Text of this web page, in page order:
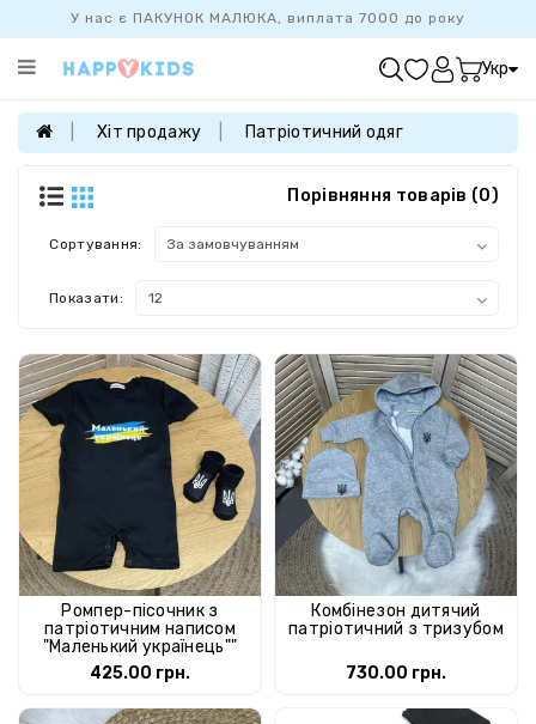
У нас є ПАКУНОК МАЛЮКА, виплата 7000 до року
Категорії
ПРОДАЖУ
КОЛЕКЦІЯ
НОВОНАРОДЖЕНИМ
Укр
Хіт продажу Патріотичний одяг
Порівняння товарів (0)
Сортування:
Показати:
Ромпер-пісочник з
патріотичним написом
"Маленький українець""
425.00 грн.
Комбінезон дитячий
патріотичний з тризубом
730.00 грн.